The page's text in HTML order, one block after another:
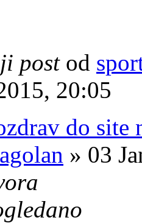
post od
20:05
do site
» 03